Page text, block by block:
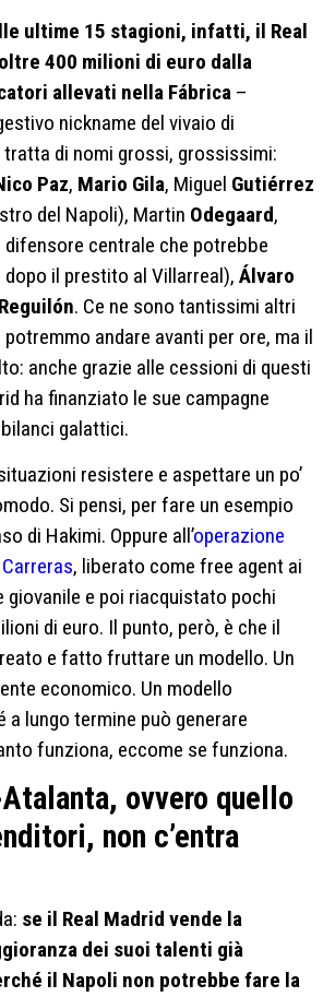
ultime 15 stagioni, infatti, il Real
400 milioni di euro dalla
allevati nella Fábrica –
nickname del vivaio di
tratta di nomi grossi, grossissimi:
Paz, Mario Gila, Miguel Gutiérrez
del Napoli), Martin Odegaard,
difensore centrale che potrebbe
il prestito al Villarreal), Álvaro
. Ce ne sono tantissimi altri
potremmo andare avanti per ore, ma il
anche grazie alle cessioni di questi
ha finanziato le sue campagne
galattici.
resistere e aspettare un po’
Si pensi, per fare un esempio
di Hakimi. Oppure all’operazione
, liberato come free agent ai
giovanile e poi riacquistato pochi
di euro. Il punto, però, è che il
e fatto fruttare un modello. Un
economico. Un modello
a lungo termine può generare
funziona, eccome se funziona.
ovvero quello
non c’entra
se il Real Madrid vende la
dei suoi talenti già
il Napoli non potrebbe fare la